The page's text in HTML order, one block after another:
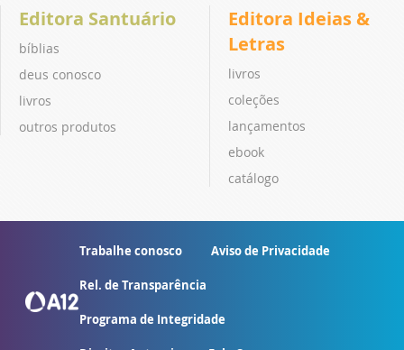
Editora Santuário
bíblias
deus conosco
livros
outros produtos
Editora Ideias &
Letras
livros
coleções
lançamentos
ebook
catálogo
Trabalhe conosco Aviso de Privacidade
Rel. de Transparência
Programa de Integridade